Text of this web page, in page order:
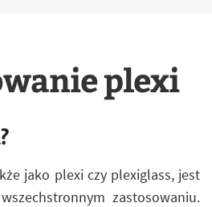
plexi
jako plexi czy plexiglass, jest
zastosowaniu.